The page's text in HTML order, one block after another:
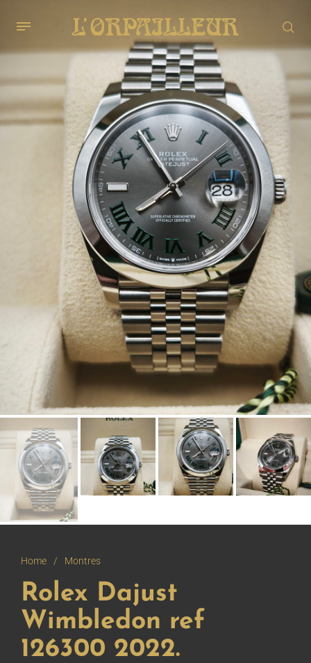
Home / Montres
Rolex Dajust
Wimbledon ref
126300 2022.